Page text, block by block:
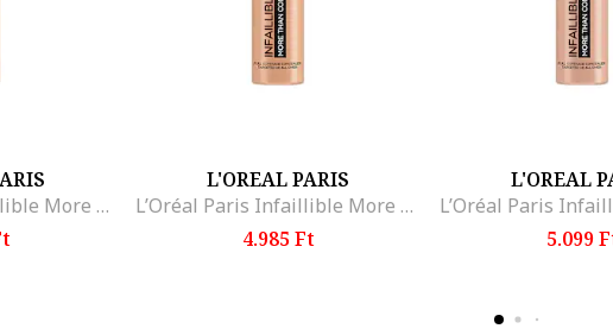
és kétféle használhatóságának köszönhetően utazáshoz is ideális,
L’Oréal Paris Infaillible More Than Concealer korrektor, Ivory
L'OREAL PARIS
L’Oréal Paris Infaillible More Than Concealer korrektor, Cashmere
4.985 Ft
L'OREAL
5.099